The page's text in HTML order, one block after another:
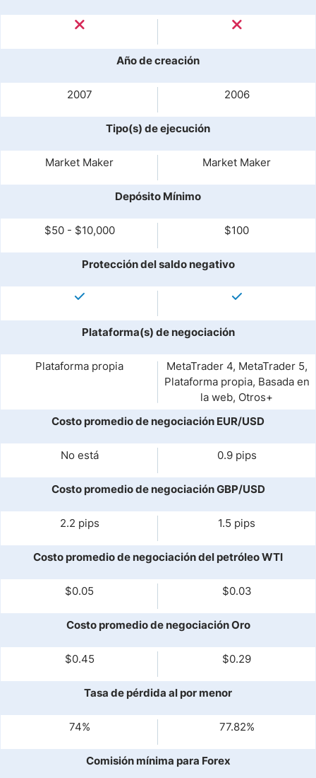
Año de creación
2007 2006
Tipo(s) de ejecución
Market Maker Market Maker
Depósito Mínimo
$50 - $10,000 $100
Protección del saldo negativo
Plataforma(s) de negociación
Plataforma propia
MetaTrader 4, MetaTrader 5,
Plataforma propia, Basada en
la web, Otros+
Costo promedio de negociación EUR/USD
No está 0.9 pips
Costo promedio de negociación GBP/USD
2.2 pips 1.5 pips
Costo promedio de negociación del petróleo WTI
$0.05 $0.03
Costo promedio de negociación Oro
$0.45 $0.29
Tasa de pérdida al por menor
74% 77.82%
Comisión mínima para Forex